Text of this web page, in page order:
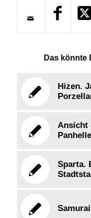
Das könnte
Hizen.
Ansicht
Sparta.